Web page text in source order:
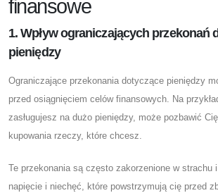
finansowe
1. Wpływ ograniczających przekonań
pieniędzy
Ograniczające przekonania dotyczące pieniędzy
przed osiągnięciem celów finansowych. Na
zasługujesz na dużo pieniędzy, może pozbawić
kupowania rzeczy, które chcesz.
Te przekonania są często zakorzenione w strachu
napięcie i niechęć, które powstrzymują cię przed